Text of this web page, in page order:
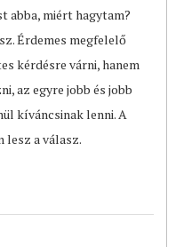
abba, miért hagytam?
Érdemes megfelelő
kérdésre várni, hanem
az egyre jobb és jobb
kíváncsinak lenni. A
lesz a válasz.